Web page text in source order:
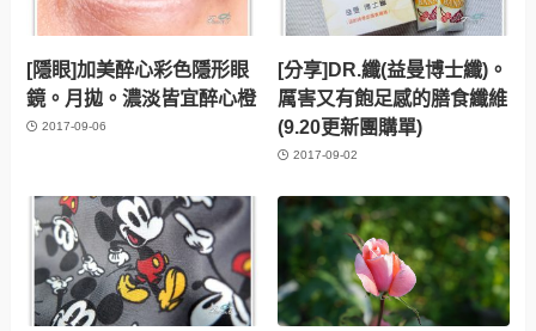
[隱眼]加美醉心彩色隱形眼
鏡。月拋。濃淡皆宜醉心橙
2017-09-06
[分享]DR.纖(益曼博士纖)。
厲害又有飽足感的膳食纖維
(9.20更新團購單)
2017-09-02